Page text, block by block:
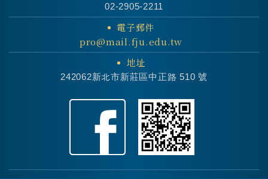
02-2905-2211
電子郵件
pro@mail.fju.edu.tw
地址
242062新北市新莊區中正路 510 號